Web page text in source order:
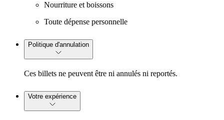
Nourriture et boissons
Toute dépense personnelle
Politique d'annulation
Ces billets ne peuvent être ni annulés ni reportés.
Votre expérience